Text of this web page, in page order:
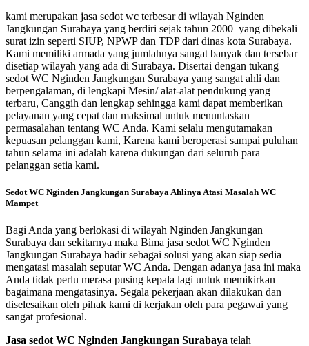
kami merupakan jasa sedot wc terbesar di wilayah Nginden
Jangkungan Surabaya yang berdiri sejak tahun 2000 yang dibekali
surat izin seperti SIUP, NPWP dan TDP dari dinas kota Surabaya.
Kami memiliki armada yang jumlahnya sangat banyak dan tersebar
disetiap wilayah yang ada di Surabaya. Disertai dengan tukang
sedot WC Nginden Jangkungan Surabaya yang sangat ahli dan
berpengalaman, di lengkapi Mesin/ alat-alat pendukung yang
terbaru, Canggih dan lengkap sehingga kami dapat memberikan
pelayanan yang cepat dan maksimal untuk menuntaskan
permasalahan tentang WC Anda. Kami selalu mengutamakan
kepuasan pelanggan kami, Karena kami beroperasi sampai puluhan
tahun selama ini adalah karena dukungan dari seluruh para
pelanggan setia kami.
Sedot WC Nginden Jangkungan Surabaya Ahlinya Atasi Masalah WC
Mampet
Bagi Anda yang berlokasi di wilayah Nginden Jangkungan
Surabaya dan sekitarnya maka Bima jasa sedot WC Nginden
Jangkungan Surabaya hadir sebagai solusi yang akan siap sedia
mengatasi masalah seputar WC Anda. Dengan adanya jasa ini maka
Anda tidak perlu merasa pusing kepala lagi untuk memikirkan
bagaimana mengatasinya. Segala pekerjaan akan dilakukan dan
diselesaikan oleh pihak kami di kerjakan oleh para pegawai yang
sangat profesional.
Jasa sedot WC Nginden Jangkungan Surabaya telah